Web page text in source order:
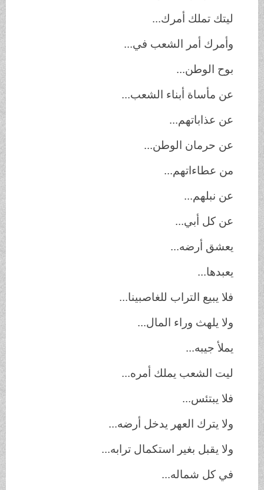
ليتك تملك أمرك...
وأمرك أمر الشعب في...
بوح الوطن...
عن مأساة أبناء الشعب...
عن عذاباتهم...
عن حرمان الوطن...
من عطاءاتهم...
عن نبلهم...
عن كل أبي...
يعشق أرضه...
يعبدها...
فلا يبيع التراب للغاصبينا...
ولا يلهث وراء المال...
يملأ جيبه...
ليت الشعب يملك أمره...
فلا يبتئس...
ولا يترك العهر يدخل أرضه...
ولا يقبل بغير استكمال ترابه...
في كل شماله...